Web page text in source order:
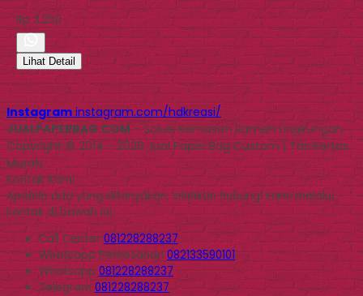
Rp 3.250
Lihat Detail
Instagram instagram.com/hdkreasi/
JUALPAPERBAG.COM- Solusi Kemasan Ramah Lingkungan
Copyright © 2014 - 2026 Jual Paper Bag Custom | Tas Kertas
Murah
Kontak Kami
Apabila ada yang ditanyakan, silahkan hubungi kami melalui
kontak di bawah ini.
Call Center081228288237
WhatsappPemesanan 082133590101
Whatsapp081228288237
Telegram081228288237